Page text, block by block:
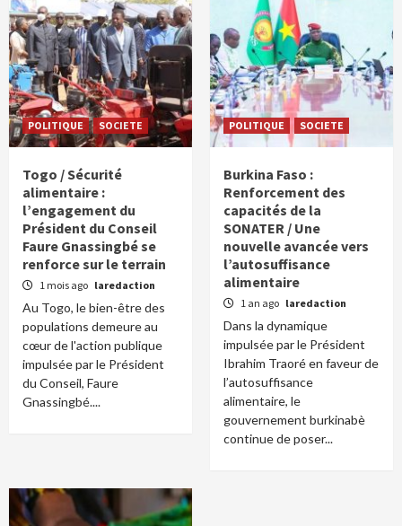
POLITIQUE SOCIETE
Togo / Sécurité
alimentaire :
l’engagement du
Président du Conseil
Faure Gnassingbé se
renforce sur le terrain
1 mois ago laredaction
Au Togo, le bien-être des
populations demeure au
cœur de l'action publique
impulsée par le Président
du Conseil, Faure
Gnassingbé....
POLITIQUE SOCIETE
Burkina Faso :
Renforcement des
capacités de la
SONATER / Une
nouvelle avancée vers
l’autosuffisance
alimentaire
1 an ago laredaction
Dans la dynamique
impulsée par le Président
Ibrahim Traoré en faveur de
l’autosuffisance
alimentaire, le
gouvernement burkinabè
continue de poser...